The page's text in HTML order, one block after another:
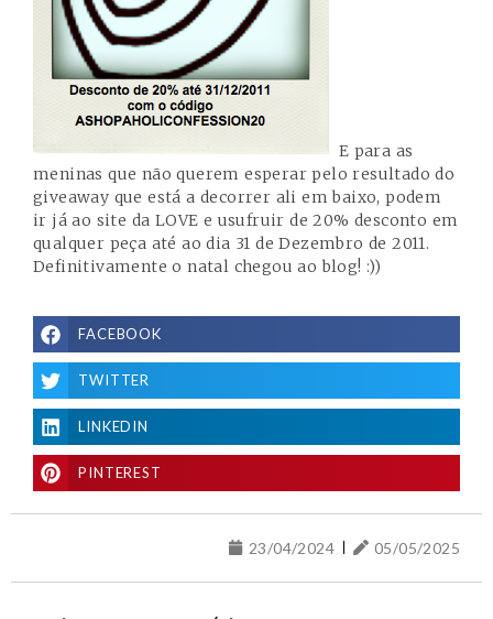
E para as
meninas que não querem esperar pelo resultado do
giveaway que está a decorrer ali em baixo, podem
ir já ao site da LOVE e usufruir de 20% desconto em
qualquer peça até ao dia 31 de Dezembro de 2011.
Definitivamente o natal chegou ao blog! :))
FACEBOOK
TWITTER
LINKEDIN
PINTEREST
23/04/2024 05/05/2025